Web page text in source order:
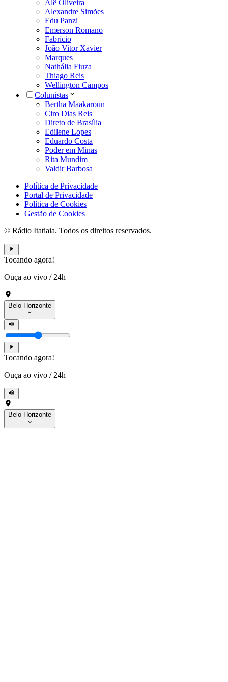
Alê Oliveira
Alexandre Simões
Edu Panzi
Emerson Romano
Fabrício
João Vitor Xavier
Marques
Nathália Fiuza
Thiago Reis
Wellington Campos
Colunistas
Bertha Maakaroun
Ciro Dias Reis
Direto de Brasília
Edilene Lopes
Eduardo Costa
Poder em Minas
Rita Mundim
Valdir Barbosa
Política de Privacidade
Portal de Privacidade
Política de Cookies
Gestão de Cookies
© Rádio Itatiaia. Todos os direitos reservados.
Tocando agora!
Ouça ao vivo / 24h
Belo Horizonte
Tocando agora!
Ouça ao vivo / 24h
Belo Horizonte